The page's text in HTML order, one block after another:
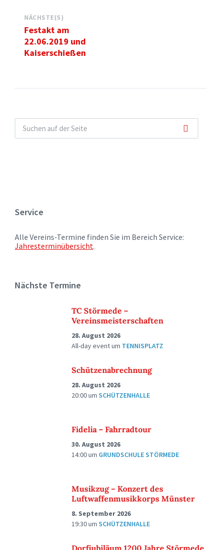
NÄCHSTE(S)
Festakt am
22.06.2019 und
Kaiserschießen
Service
Alle Vereins-Termine finden Sie im Bereich Service:
Jahresterminübersicht.
Nächste Termine
TC Störmede –
Vereinsmeisterschaften
28. August 2026
All-day eventum TENNISPLATZ
Schützenabrechnung
28. August 2026
20:00um SCHÜTZENHALLE
Fidelia – Fahrradtour
30. August 2026
14:00um GRUNDSCHULE STÖRMEDE
Musikzug – Konzert des
Luftwaffenmusikkorps Münster
8. September 2026
19:30um SCHÜTZENHALLE
Dorfjubiläum 1200 Jahre Störmede